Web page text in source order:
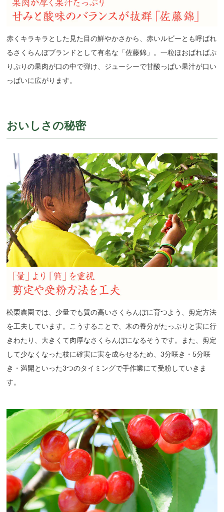
赤くキラキラとした見た目の鮮やかさから、赤いルビーとも呼ばれ
るさくらんぼブランドとして有名な「佐藤錦」。一粒ほおばればぷ
りぷりの果肉が口の中で弾け、ジューシーで甘酸っぱい果汁が口い
っぱいに広がります。
おいしさの秘密
松栗農園では、少量でも質の高いさくらんぼに育つよう、剪定方法
を工夫しています。こうすることで、木の養分がたっぷりと実に行
きわたり、大きくて肉厚なさくらんぼになるそうです。また、剪定
して少なくなった枝に確実に実を成らせるため、3分咲き・5分咲
き・満開といった3つのタイミングで手作業にて受粉していきま
す。